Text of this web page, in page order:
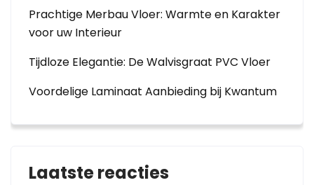
Prachtige Merbau Vloer: Warmte en Karakter
voor uw Interieur
Tijdloze Elegantie: De Walvisgraat PVC Vloer
Voordelige Laminaat Aanbieding bij Kwantum
Laatste reacties